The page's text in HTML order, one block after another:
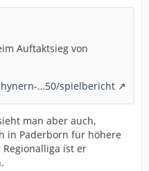
Auftaktsieg von
…50/spielbericht
man aber auch,
in Paderborn für höhere
ist er